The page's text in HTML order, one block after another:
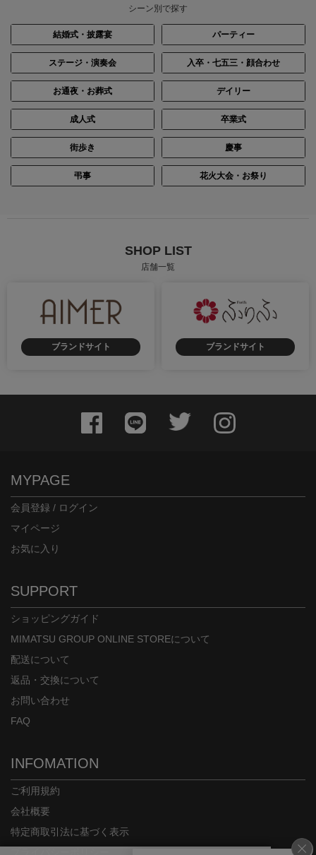
身長：162cm 身長：155cm
シーン別で探す
結婚式・披露宴 パーティー
ステージ・演奏会 入卒・七五三・顔合わせ
お通夜・お葬式 デイリー
成人式 卒業式
街歩き 慶事
弔事 花火大会・お祭り
SHOP LIST
店舗一覧
ブランドサイト ブランドサイト
MYPAGE
会員登録 / ログイン
マイページ
お気に入り
SUPPORT
ショッピングガイド
MIMATSU GROUP ONLINE STOREについて
配送について
返品・交換について
お問い合わせ
FAQ
INFOMATION
ご利用規約
会社概要
特定商取引法に基づく表示